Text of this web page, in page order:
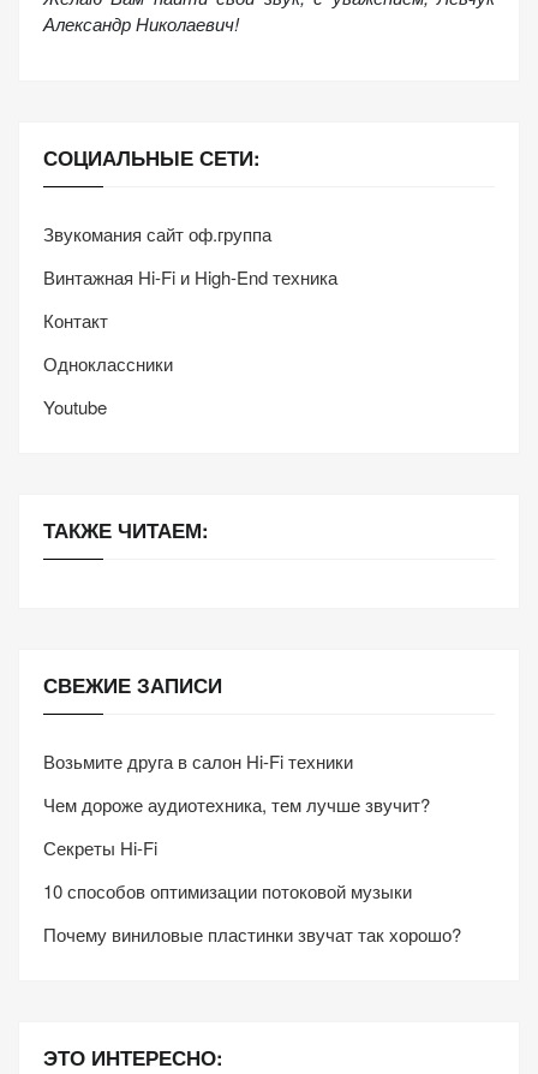
Александр Николаевич!
СОЦИАЛЬНЫЕ СЕТИ:
Звукомания сайт оф.группа
Винтажная Hi-Fi и High-End техника
Контакт
Одноклассники
Youtube
ТАКЖЕ ЧИТАЕМ:
СВЕЖИЕ ЗАПИСИ
Возьмите друга в салон Hi-Fi техники
Чем дороже аудиотехника, тем лучше звучит?
Секреты Hi-Fi
10 способов оптимизации потоковой музыки
Почему виниловые пластинки звучат так хорошо?
ЭТО ИНТЕРЕСНО: